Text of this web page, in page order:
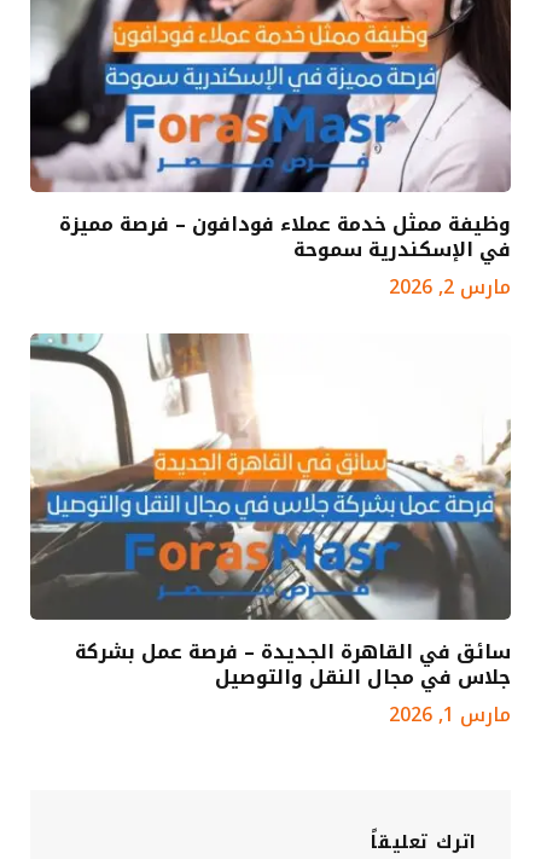
وظيفة ممثل خدمة عملاء فودافون – فرصة مميزة
في الإسكندرية سموحة
مارس 2, 2026
سائق في القاهرة الجديدة – فرصة عمل بشركة
جلاس في مجال النقل والتوصيل
مارس 1, 2026
اترك تعليقاً